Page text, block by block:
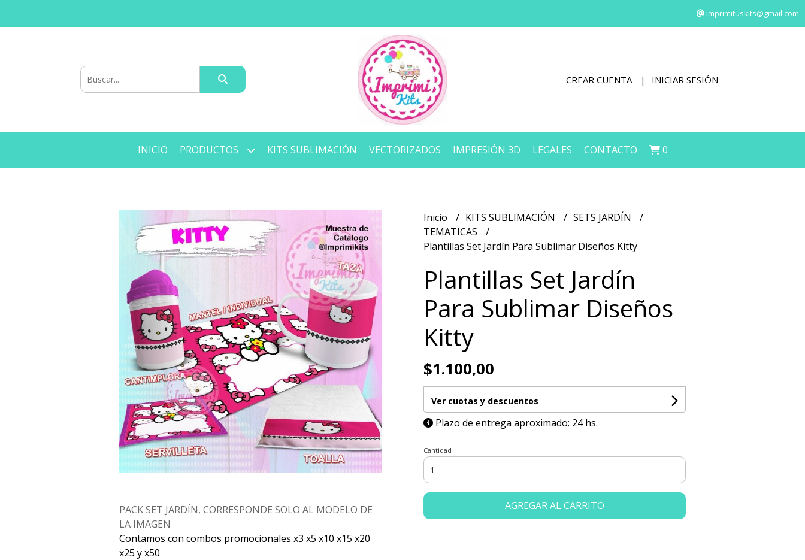
imprimituskits@gmail.com
CREAR CUENTA INICIAR SESIÓN
INICIO PRODUCTOS KITS SUBLIMACIÓN VECTORIZADOS IMPRESIÓN 3D LEGALES CONTACTO 0
PACK SET JARDÍN, CORRESPONDE SOLO AL MODELO DE
LA IMAGEN
Contamos con combos promocionales x3 x5 x10 x15 x20
x25 y x50
Inicio KITS SUBLIMACIÓN
SETS JARDÍN
TEMATICAS
Plantillas Set Jardín Para Sublimar Diseños Kitty
Plantillas Set Jardín
Para Sublimar Diseños
Kitty
$1.100,00
Ver cuotas y descuentos
Plazo de entrega aproximado: 24 hs.
Cantidad
AGREGAR AL CARRITO